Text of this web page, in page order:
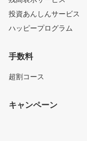
投資あんしんサービス
ハッピープログラム
手数料
超割コース
キャンペーン